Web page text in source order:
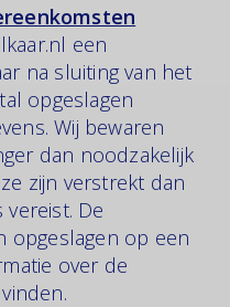
een
na sluiting van het
opgeslagen
Wij bewaren
dan noodzakelijk
zijn verstrekt dan
De
opgeslagen op een
over de